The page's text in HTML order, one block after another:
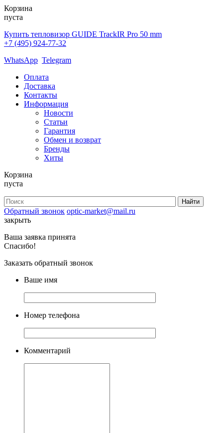
Корзина
пуста
Купить тепловизор GUIDE TrackIR Pro 50 mm
+7 (495) 924-77-32
WhatsApp Telegram
Оплата
Доставка
Контакты
Информация
Новости
Статьи
Гарантия
Обмен и возврат
Бренды
Хиты
Корзина
пуста
Обратный звонок optic-market@mail.ru
закрыть
Ваша заявка принята
Спасибо!
Заказать обратный звонок
Ваше имя
Номер телефона
Комментарий